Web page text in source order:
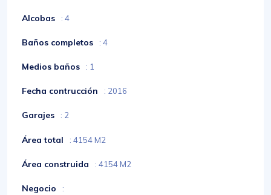
Alcobas : 4
Baños completos : 4
Medios baños : 1
Fecha contrucción : 2016
Garajes : 2
Área total : 4154 M2
Área construida : 4154 M2
Negocio :